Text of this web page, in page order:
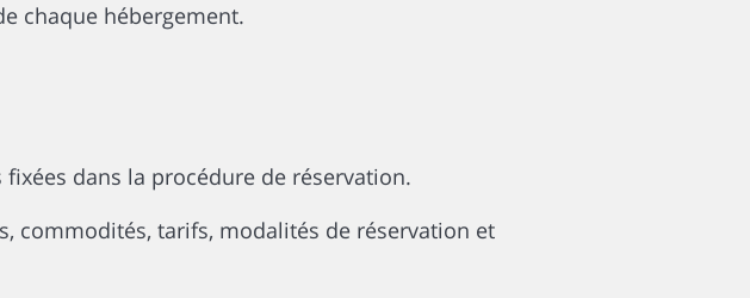
chaque hébergement.
dans la procédure de réservation.
commodités, tarifs, modalités de réservation et